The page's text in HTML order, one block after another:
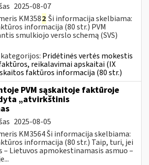
2025-08-07
KM3582 Ši informacija skelbiama:
informacija (80 str.) PVM
smulkiojo verslo schemą (SVS)
Pridėtinės vertės mokestis
reikalavimai apskaitai (IX
faktūros informacija (80 str.)
PVM sąskaitoje faktūroje
„atvirkštinis
2025-08-05
KM3564 Ši informacija skelbiama:
informacija (80 str.) Taip, turi, jei
– Lietuvos apmokestinamasis asmuo –